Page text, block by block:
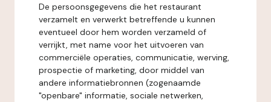
De persoonsgegevens die het restaurant
verzamelt en verwerkt betreffende u kunnen
eventueel door hem worden verzameld of
verrijkt, met name voor het uitvoeren van
commerciële operaties, communicatie, werving,
prospectie of marketing, door middel van
andere informatiebronnen (zogenaamde
"openbare" informatie, sociale netwerken,